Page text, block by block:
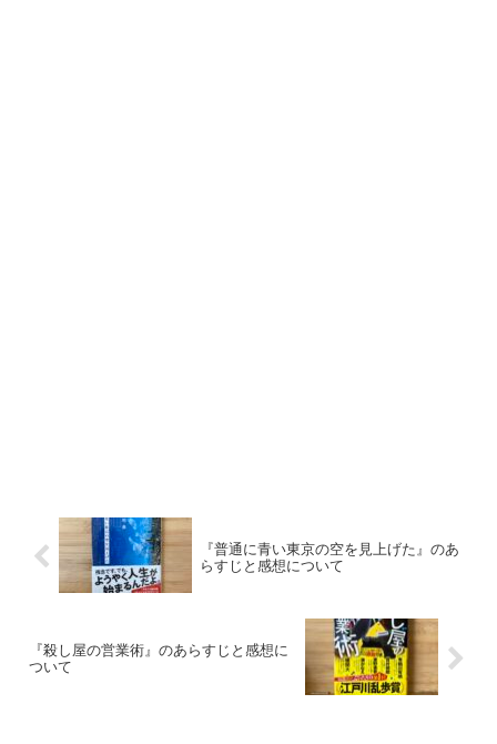
『普通に青い東京の空を見上げた』のあ
らすじと感想について
『殺し屋の営業術』のあらすじと感想に
ついて